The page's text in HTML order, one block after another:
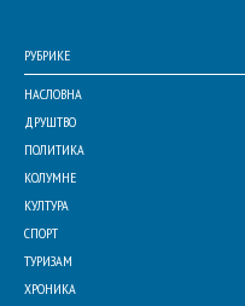
РУБРИКЕ
НАСЛОВНА
ДРУШТВО
ПОЛИТИКА
КОЛУМНЕ
КУЛТУРА
СПОРТ
ТУРИЗАМ
ХРОНИКА